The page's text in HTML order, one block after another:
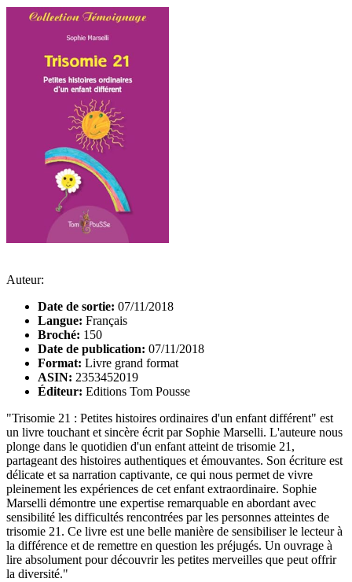
Auteur:
Date de sortie: 07/11/2018
Langue: Français
Broché: 150
Date de publication: 07/11/2018
Format: Livre grand format
ASIN: 2353452019
Éditeur: Editions Tom Pousse
"Trisomie 21 : Petites histoires ordinaires d'un enfant différent" est
un livre touchant et sincère écrit par Sophie Marselli. L'auteure nous
plonge dans le quotidien d'un enfant atteint de trisomie 21,
partageant des histoires authentiques et émouvantes. Son écriture est
délicate et sa narration captivante, ce qui nous permet de vivre
pleinement les expériences de cet enfant extraordinaire. Sophie
Marselli démontre une expertise remarquable en abordant avec
sensibilité les difficultés rencontrées par les personnes atteintes de
trisomie 21. Ce livre est une belle manière de sensibiliser le lecteur à
la différence et de remettre en question les préjugés. Un ouvrage à
lire absolument pour découvrir les petites merveilles que peut offrir
la diversité."